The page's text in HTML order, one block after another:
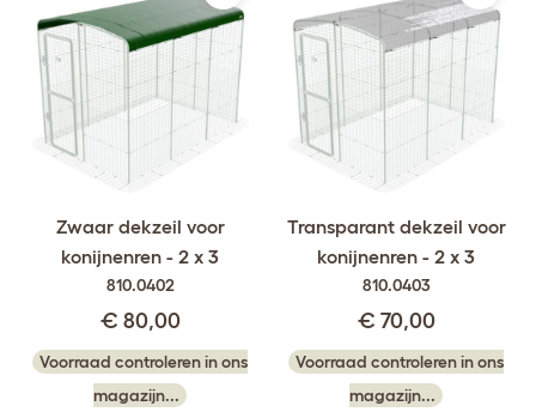
Zwaar dekzeil voor
konijnenren - 2 x 3
810.0402
€ 80,00
Voorraad controleren in ons
magazijn...
Transparant dekzeil voor
konijnenren - 2 x 3
810.0403
€ 70,00
Voorraad controleren in ons
magazijn...